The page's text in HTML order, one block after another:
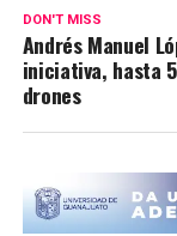
DON'T MISS
Andrés Manuel
iniciativa, hasta
drones